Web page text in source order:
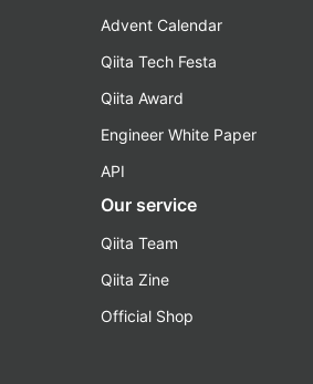
Advent Calendar
Qiita Tech Festa
Qiita Award
Engineer White Paper
API
Our service
Qiita Team
Qiita Zine
Official Shop